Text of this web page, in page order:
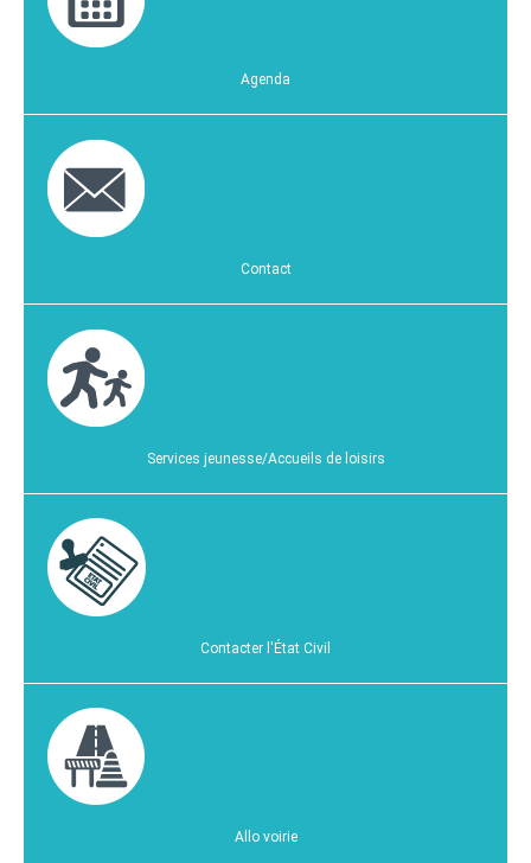
Agenda
Contact
Services jeunesse/Accueils de loisirs
Contacter l'État Civil
Allo voirie